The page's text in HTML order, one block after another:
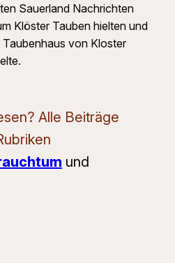
Sauerland Nachrichten
Klöster Tauben hielten und
von Kloster
Alle Beiträge
und